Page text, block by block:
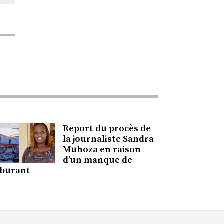
Report du procès de
la journaliste Sandra
Muhoza en raison
d’un manque de